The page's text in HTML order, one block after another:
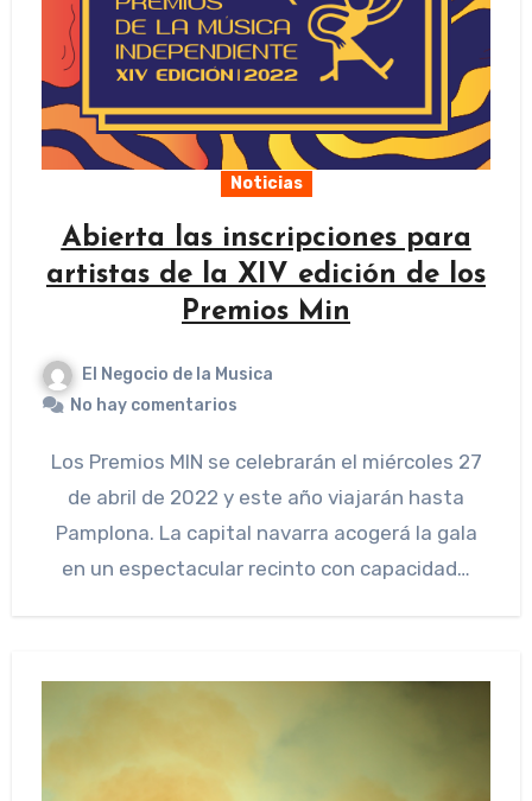
Noticias
Abierta las inscripciones para
artistas de la XIV edición de los
Premios Min
El Negocio de la Musica
No hay comentarios
Los Premios MIN se celebrarán el miércoles 27
de abril de 2022 y este año viajarán hasta
Pamplona. La capital navarra acogerá la gala
en un espectacular recinto con capacidad…